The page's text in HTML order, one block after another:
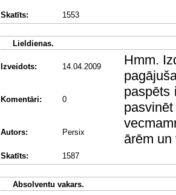
Skatīts: 1553
Lieldienas.
Izveidots: 14.04.2009
Hmm.
paspēts
ārēm
Komentāri: 0
Autors: Persix
Skatīts: 1587
Absolventu vakars.